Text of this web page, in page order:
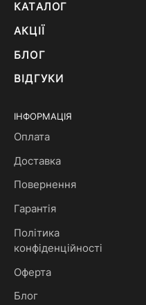
КАТАЛОГ
АКЦІЇ
БЛОГ
ВІДГУКИ
ІНФОРМАЦІЯ
Оплата
Доставка
Повернення
Гарантія
Політика
конфіденційності
Оферта
Блог